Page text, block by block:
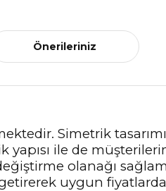
Önerileriniz
Simetrik
ile de
olanağı
uygun